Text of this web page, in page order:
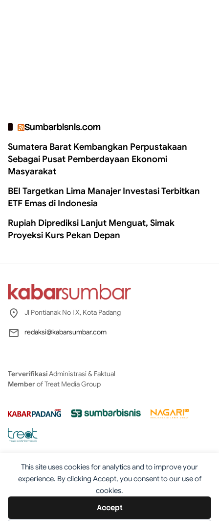
This site uses cookies for analytics and to improve your
experience. By clicking Accept, you consent to our use of
cookies.
Accept
Sumbarbisnis.com
Sumatera Barat Kembangkan Perpustakaan
Sebagai Pusat Pemberdayaan Ekonomi
Masyarakat
BEI Targetkan Lima Manajer Investasi Terbitkan
ETF Emas di Indonesia
Rupiah Diprediksi Lanjut Menguat, Simak
Proyeksi Kurs Pekan Depan
Jl Pontianak No I X, Kota Padang
redaksi@kabarsumbar.com
TerverifikasiAdministrasi & Faktual
Memberof Treat Media Group
Tentang Redaksi Kontak Disclaimer
Iklan